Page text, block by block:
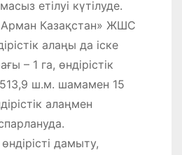
етілуі күтілуде.
Арман Казақстан» ЖШС
алаңы да іске
– 1 га, өндірістік
ш.м. шамамен 15
алаңмен
дамыту,